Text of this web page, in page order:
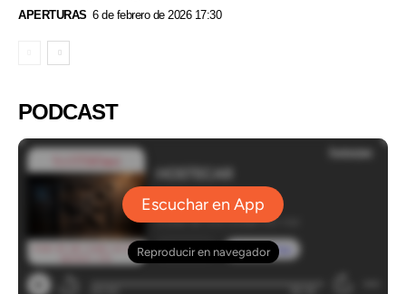
APERTURAS 6 de febrero de 2026 17:30
PODCAST